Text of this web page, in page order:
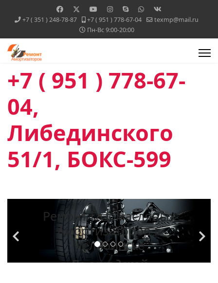
+7 ( 351 ) 248-78-87 +7 ( 951 ) 778-67-04
texmp@mail.ru
Пн-Вс 9:00-20:00
+7 ( 951 ) 778-67-
04,
Либединского
51/1, БОКС-599
Ремонт Газомасляных
Амортизаторов в
Челябинске
По заводской